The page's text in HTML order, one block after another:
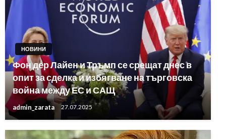
НОВИНИ
Фон дер Лайен и Тръмп се срещат днес в
опит за сделка и избягване на търговска
война между ЕС и САЩ
admin_zarata 27.07.2025